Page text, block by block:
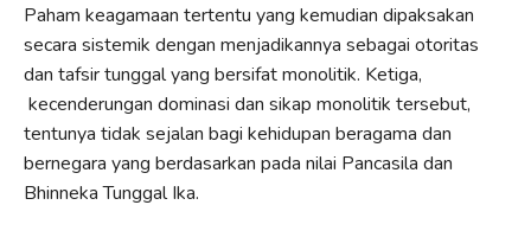
Paham keagamaan tertentu yang kemudian dipaksakan
secara sistemik dengan menjadikannya sebagai otoritas
dan tafsir tunggal yang bersifat monolitik. Ketiga,
kecenderungan dominasi dan sikap monolitik tersebut,
tentunya tidak sejalan bagi kehidupan beragama dan
bernegara yang berdasarkan pada nilai Pancasila dan
Bhinneka Tunggal Ika.